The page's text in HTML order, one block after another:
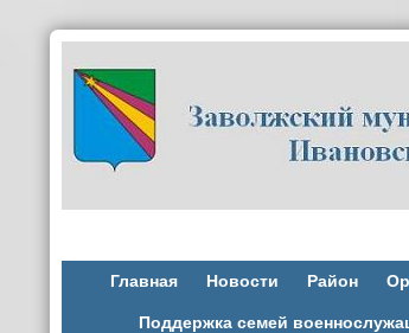
Главная Новости Район
Поддержка семей